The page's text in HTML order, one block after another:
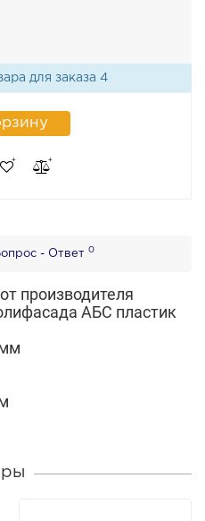
для заказа 4
- Ответ 0
производителя
АБС пластик